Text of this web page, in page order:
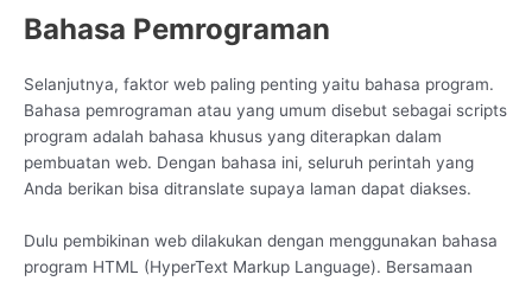
Bahasa Pemrograman
Selanjutnya, faktor web paling penting yaitu bahasa program.
Bahasa pemrograman atau yang umum disebut sebagai scripts
program adalah bahasa khusus yang diterapkan dalam
pembuatan web. Dengan bahasa ini, seluruh perintah yang
Anda berikan bisa ditranslate supaya laman dapat diakses.
Dulu pembikinan web dilakukan dengan menggunakan bahasa
program HTML (HyperText Markup Language). Bersamaan